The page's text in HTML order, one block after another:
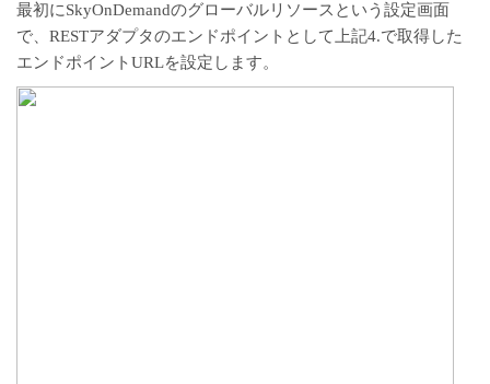
最初にSkyOnDemandのグローバルリソースという設定画面
で、RESTアダプタのエンドポイントとして上記4.で取得した
エンドポイントURLを設定します。